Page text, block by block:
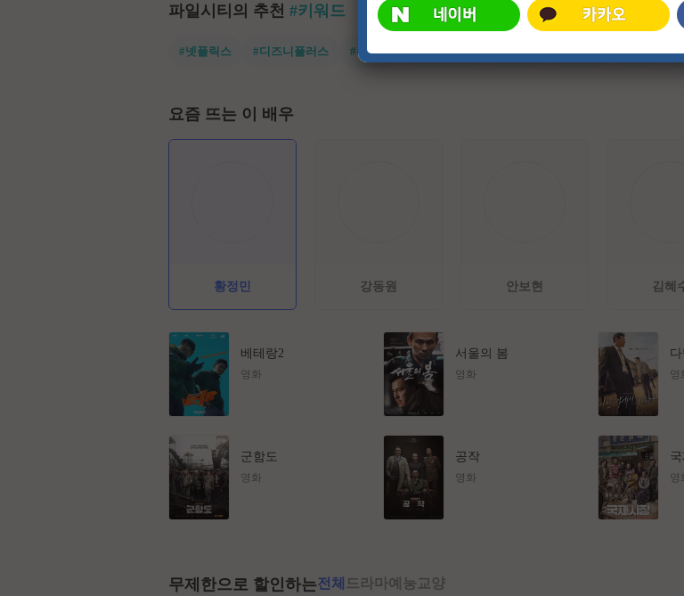
파일시티의 추천 #키워드
#넷플릭스 #디즈니플러스 #유쾌한 #슈퍼히어로 #외계인 #파트너 #귀신 #
요즘 뜨는 이 배우
황정민 강동원 안보현 김혜
베테랑2
영화
서울의 봄
영화 영
군함도
영화
공작
영화 영
무제한으로 할인하는전체 드라마예능 교양